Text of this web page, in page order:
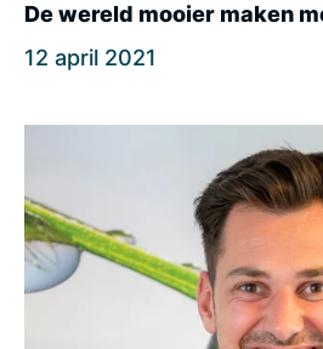
De wereld mooier maken
12 april 2021